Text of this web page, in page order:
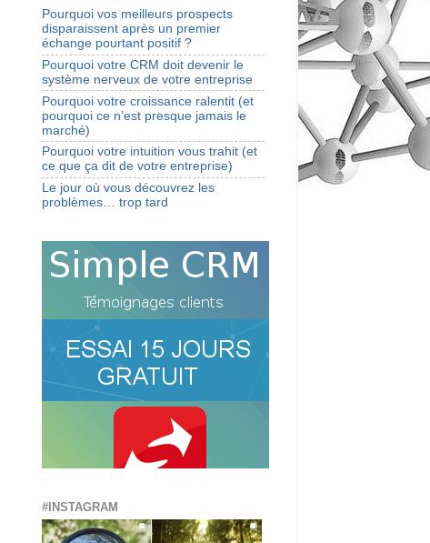
Pourquoi vos meilleurs prospects
disparaissent après un premier
échange pourtant positif ?
Pourquoi votre CRM doit devenir le
système nerveux de votre entreprise
Pourquoi votre croissance ralentit (et
pourquoi ce n’est presque jamais le
marché)
Pourquoi votre intuition vous trahit (et
ce que ça dit de votre entreprise)
Le jour où vous découvrez les
problèmes… trop tard
#INSTAGRAM